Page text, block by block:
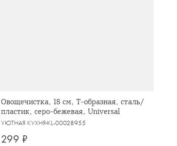
Овощечистка, 18 см, Т-образная, сталь/
пластик, серо-бежевая, Universal
УЮТНАЯ КУХНЯKL-00028955
299 ₽